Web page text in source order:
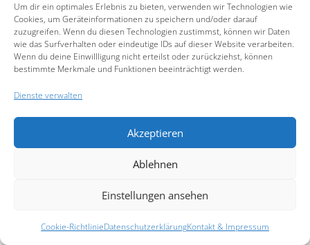
Um dir ein optimales Erlebnis zu bieten, verwenden wir Technologien wie
Cookies, um Geräteinformationen zu speichern und/oder darauf
zuzugreifen. Wenn du diesen Technologien zustimmst, können wir Daten
wie das Surfverhalten oder eindeutige IDs auf dieser Website verarbeiten.
Wenn du deine Einwillligung nicht erteilst oder zurückziehst, können
bestimmte Merkmale und Funktionen beeinträchtigt werden.
Dienste verwalten
Akzeptieren
Ablehnen
Einstellungen ansehen
Cookie-RichtlinieDatenschutzerklärungKontakt & Impressum